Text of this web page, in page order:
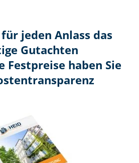
jeden Anlass das
Gutachten
Festpreise haben Sie